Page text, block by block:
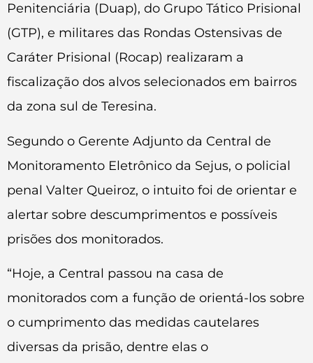
Penitenciária (Duap), do Grupo Tático Prisional
(GTP), e militares das Rondas Ostensivas de
Caráter Prisional (Rocap) realizaram a
fiscalização dos alvos selecionados em bairros
da zona sul de Teresina.
Segundo o Gerente Adjunto da Central de
Monitoramento Eletrônico da Sejus, o policial
penal Valter Queiroz, o intuito foi de orientar e
alertar sobre descumprimentos e possíveis
prisões dos monitorados.
“Hoje, a Central passou na casa de
monitorados com a função de orientá-los sobre
o cumprimento das medidas cautelares
diversas da prisão, dentre elas o